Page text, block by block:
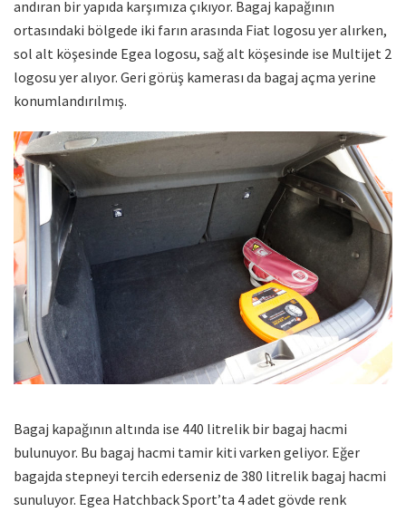
andıran bir yapıda karşımıza çıkıyor. Bagaj kapağının
ortasındaki bölgede iki farın arasında Fiat logosu yer alırken,
sol alt köşesinde Egea logosu, sağ alt köşesinde ise Multijet 2
logosu yer alıyor. Geri görüş kamerası da bagaj açma yerine
konumlandırılmış.
Bagaj kapağının altında ise 440 litrelik bir bagaj hacmi
bulunuyor. Bu bagaj hacmi tamir kiti varken geliyor. Eğer
bagajda stepneyi tercih ederseniz de 380 litrelik bagaj hacmi
sunuluyor. Egea Hatchback Sport’ta 4 adet gövde renk